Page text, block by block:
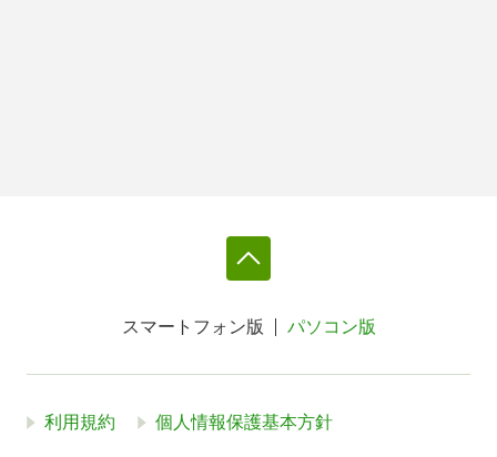
スマートフォン版 パソコン版
利用規約 個人情報保護基本方針